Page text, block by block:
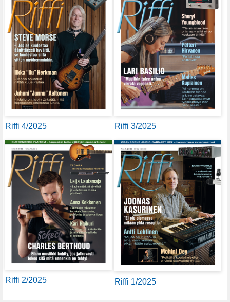
Riffi 4/2025 Riffi 3/2025
Riffi 2/2025 Riffi 1/2025